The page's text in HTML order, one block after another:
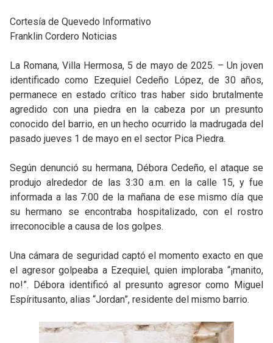
Cortesía de Quevedo Informativo
Franklin Cordero Noticias
La Romana, Villa Hermosa, 5 de mayo de 2025. – Un joven
identificado como Ezequiel Cedeño López, de 30 años,
permanece en estado crítico tras haber sido brutalmente
agredido con una piedra en la cabeza por un presunto
conocido del barrio, en un hecho ocurrido la madrugada del
pasado jueves 1 de mayo en el sector Pica Piedra.
Según denunció su hermana, Débora Cedeño, el ataque se
produjo alrededor de las 3:30 a.m. en la calle 15, y fue
informada a las 7:00 de la mañana de ese mismo día que
su hermano se encontraba hospitalizado, con el rostro
irreconocible a causa de los golpes.
Una cámara de seguridad captó el momento exacto en que
el agresor golpeaba a Ezequiel, quien imploraba “¡manito,
no!”. Débora identificó al presunto agresor como Miguel
Espíritusanto, alias “Jordan”, residente del mismo barrio.